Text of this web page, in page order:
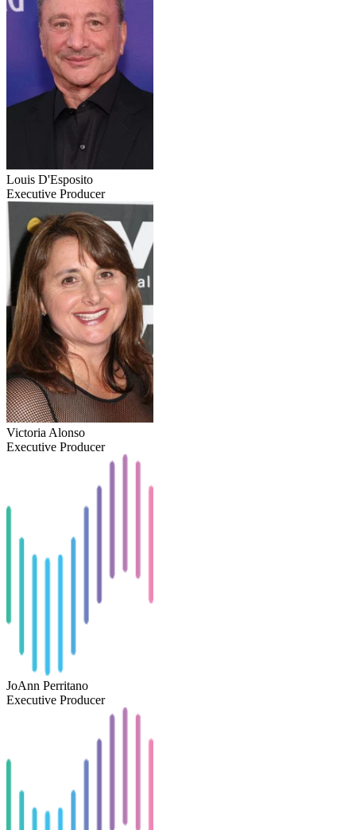
Louis D'Esposito
Executive Producer
Victoria Alonso
Executive Producer
JoAnn Perritano
Executive Producer